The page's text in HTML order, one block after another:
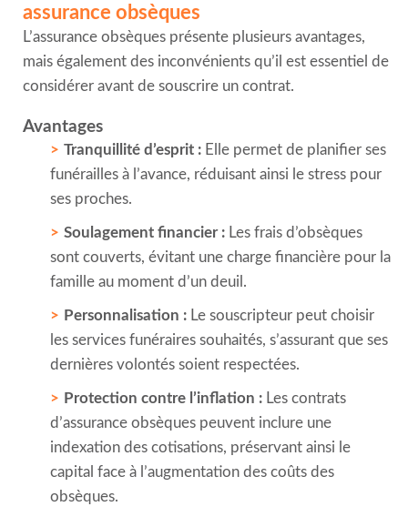
assurance obsèques
L’assurance obsèques présente plusieurs avantages,
mais également des inconvénients qu’il est essentiel de
considérer avant de souscrire un contrat.
Avantages
Tranquillité d’esprit : Elle permet de planifier ses
funérailles à l’avance, réduisant ainsi le stress pour
ses proches.
Soulagement financier : Les frais d’obsèques
sont couverts, évitant une charge financière pour la
famille au moment d’un deuil.
Personnalisation : Le souscripteur peut choisir
les services funéraires souhaités, s’assurant que ses
dernières volontés soient respectées.
Protection contre l’inflation : Les contrats
d’assurance obsèques peuvent inclure une
indexation des cotisations, préservant ainsi le
capital face à l’augmentation des coûts des
obsèques.